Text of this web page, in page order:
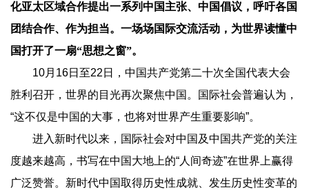
化亚太区域合作提出一系列中国主张、中国倡议，呼吁各国
团结合作、作为担当。一场场国际交流活动，为世界读懂中
国打开了一扇“思想之窗”。
10月16日至22日，中国共产党第二十次全国代表大会
胜利召开，世界的目光再次聚焦中国。国际社会普遍认为，
“这不仅是中国的大事，也将对世界产生重要影响”。
进入新时代以来，国际社会对中国及中国共产党的关注
度越来越高，书写在中国大地上的“人间奇迹”在世界上赢得
广泛赞誉。新时代中国取得历史性成就、发生历史性变革的